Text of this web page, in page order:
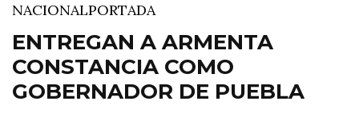
NACIONALPORTADA
ENTREGAN A ARMENTA
CONSTANCIA COMO
GOBERNADOR DE PUEBLA